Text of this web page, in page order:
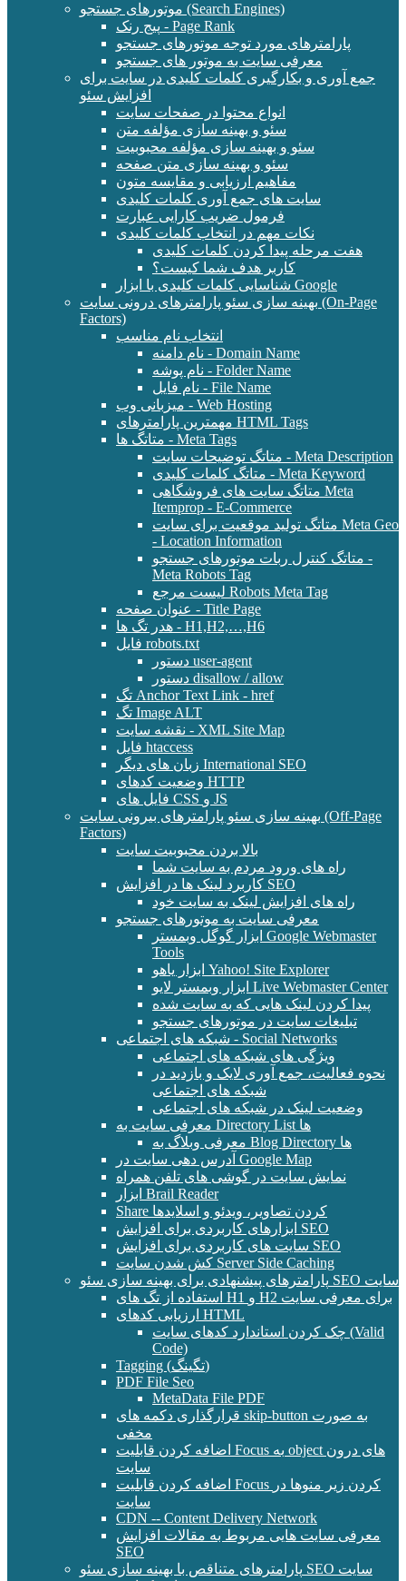
موتورهای جستجو (Search Engines)
پیج رنک - Page Rank
پارامترهای مورد توجه موتورهای جستجو
معرفی سایت به موتور های جستجو
جمع آوری و بکارگیری کلمات کلیدی در سایت برای
افزایش سئو
انواع محتوا در صفحات سایت
سئو و بهینه سازی مؤلفه متن
سئو و بهینه سازی مؤلفه محبوبیت
سئو و بهینه سازی متن صفحه
مفاهیم ارزیابی و مقایسه متون
سایت های جمع آوری کلمات کلیدی
فرمول ضریب کارایی عبارت
نکات مهم در انتخاب کلمات کلیدی
هفت مرحله پیدا کردن کلمات کلیدی
کاربر هدف شما کیست؟
شناسایی کلمات کلیدی با ابزار Google
بهینه سازی سئو پارامترهای درونی سایت (On-Page
Factors)
انتخاب نام مناسب
نام دامنه - Domain Name
نام پوشه - Folder Name
نام فایل - File Name
میزبانی وب - Web Hosting
مهمترین پارامترهای HTML Tags
متاتگ ها - Meta Tags
متاتگ توضیحات سایت - Meta Description
متاتگ کلمات کلیدی - Meta Keyword
متاتگ سایت های فروشگاهی Meta
Itemprop - E-Commerce
متاتگ تولید موقعیت برای سایت Meta Geo
- Location Information
متاتگ کنترل ربات موتورهای جستجو -
Meta Robots Tag
لیست مرجع Robots Meta Tag
عنوان صفحه - Title Page
هدر تگ ها - H1,H2,…,H6
فایل robots.txt
دستور user-agent
دستور disallow / allow
تگ Anchor Text Link - href
تگ Image ALT
نقشه سایت - XML Site Map
فایل htaccess
زبان های دیگر International SEO
وضعیت کدهای HTTP
فایل های CSS و JS
بهینه سازی سئو پارامترهای بیرونی سایت (Off-Page
Factors)
بالا بردن محبوبیت سایت
راه های ورود مردم به سایت شما
کاربرد لینک ها در افزایش SEO
راه های افزایش لینک به سایت خود
معرفی سایت به موتورهای جستجو
ابزار گوگل وبمستر Google Webmaster
Tools
ابزار یاهو Yahoo! Site Explorer
ابزار وبمستر لایو Live Webmaster Center
پیدا کردن لینک هایی که به سایت شده
تبلیغات سایت در موتورهای جستجو
شبکه های اجتماعی - Social Networks
ویژگی های شبکه های اجتماعی
نحوه فعالیت، جمع آوری لایک و بازدید در
شبکه های اجتماعی
وضعیت لینک در شبکه های اجتماعی
معرفی سایت به Directory List ها
معرفی وبلاگ به Blog Directory ها
آدرس دهی سایت در Google Map
نمایش سایت در گوشی های تلفن همراه
ابزار Brail Reader
Share کردن تصاویر، ویدئو و اسلایدها
ابزارهای کاربردی برای افزایش SEO
سایت های کاربردی برای افزایش SEO
کش شدن سایت Server Side Caching
پارامترهای پیشنهادی برای بهینه سازی سئو SEO سایت
استفاده از تگ های H1 و H2 برای معرفی سایت
ارزیابی کدهای HTML
چک کردن استاندارد کدهای سایت (Valid
Code)
Tagging (تگینگ)
PDF File Seo
MetaData File PDF
قرارگذاری دکمه های skip-button به صورت
مخفی
اضافه کردن قابلیت Focus به object های درون
سایت
اضافه کردن قابلیت Focus کردن زیر منوها در
سایت
CDN -- Content Delivery Network
معرفی سایت هایی مربوط به مقالات افزایش
SEO
پارامترهای متناقص با بهینه سازی سئو SEO سایت